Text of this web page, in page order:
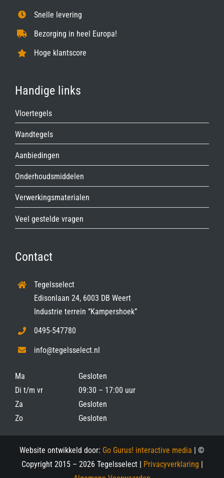
Snelle levering
Bezorging in heel Europa!
Hoge klantscore
Handige links
Vloertegels
Wandtegels
Aanbiedingen
Onderhoudsmiddelen
Verwerkingsmaterialen
Veel gestelde vragen
Contact
Tegelsselect
Edisonlaan 24, 6003 DB Weert
Industrie terrein “Kampershoek”
0495-547780
info@tegelsselect.nl
Ma
Gesloten
Di t/m vr
09:30 – 17:00 uur
Za
Gesloten
Zo
Gesloten
Website ontwikkeld door: Go Gurus! interactive media | ©
Copyright 2015 – 2026 Tegelsselect | Privacyverklaring